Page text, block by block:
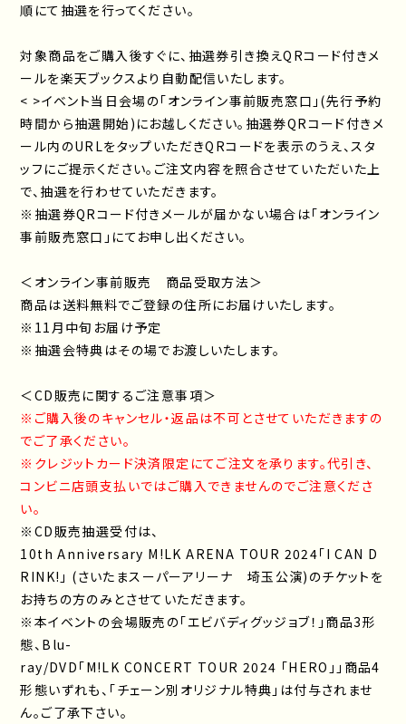
順にて抽選を行ってください。
対象商品をご購入後すぐに、抽選券引き換えQRコード付きメ
ールを楽天ブックスより自動配信いたします。
< >イベント当日会場の「オンライン事前販売窓口」(先行予約
時間から抽選開始)にお越しください。 抽選券QRコード付きメ
ール内のURLをタップいただきQRコードを表示のうえ、スタ
ッフにご提示ください。 ご注文内容を照合させていただいた上
で、抽選を行わせていただきます。
※抽選券QRコード付きメールが届かない場合は「オンライン
事前販売窓口」にてお申し出ください。
＜オンライン事前販売 商品受取方法＞
商品は送料無料でご登録の住所にお届けいたします。
※11月中旬お届け予定
※抽選会特典はその場でお渡しいたします。
＜CD販売に関するご注意事項＞
※ご購入後のキャンセル・返品は不可とさせていただきますの
でご了承ください。
※クレジットカード決済限定にてご注文を承ります。代引き、
コンビニ店頭支払いではご購入できませんのでご注意くださ
い。
※CD販売抽選受付は、
10th Anniversary M!LK ARENA TOUR 2024「I CAN D
RINK!」 (さいたまスーパーアリーナ 埼玉公演)のチケットを
お持ちの方のみとさせていただきます。
※本イベントの会場販売の「エビバディグッジョブ！」商品3形
態、Blu-
ray/DVD「M!LK CONCERT TOUR 2024 「HERO」」商品4
形態いずれも、「チェーン別オリジナル特典」は付与されませ
ん。ご了承下さい。